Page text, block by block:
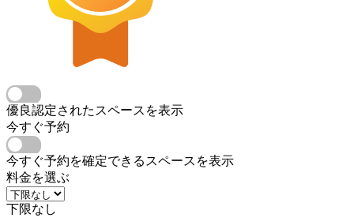
優良認定されたスペースを表示
今すぐ予約
今すぐ予約を確定できるスペースを表示
料金を選ぶ
下限なし